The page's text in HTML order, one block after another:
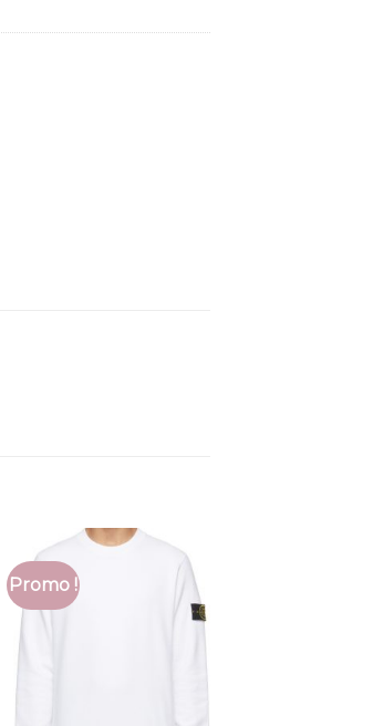
Promo !